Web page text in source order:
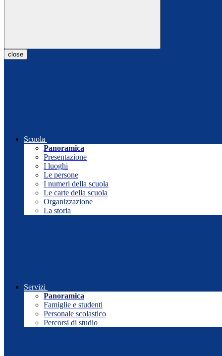
close
Scuola
Panoramica
Presentazione
I luoghi
Le persone
I numeri della scuola
Le carte della scuola
Organizzazione
La storia
Servizi
Panoramica
Famiglie e studenti
Personale scolastico
Percorsi di studio